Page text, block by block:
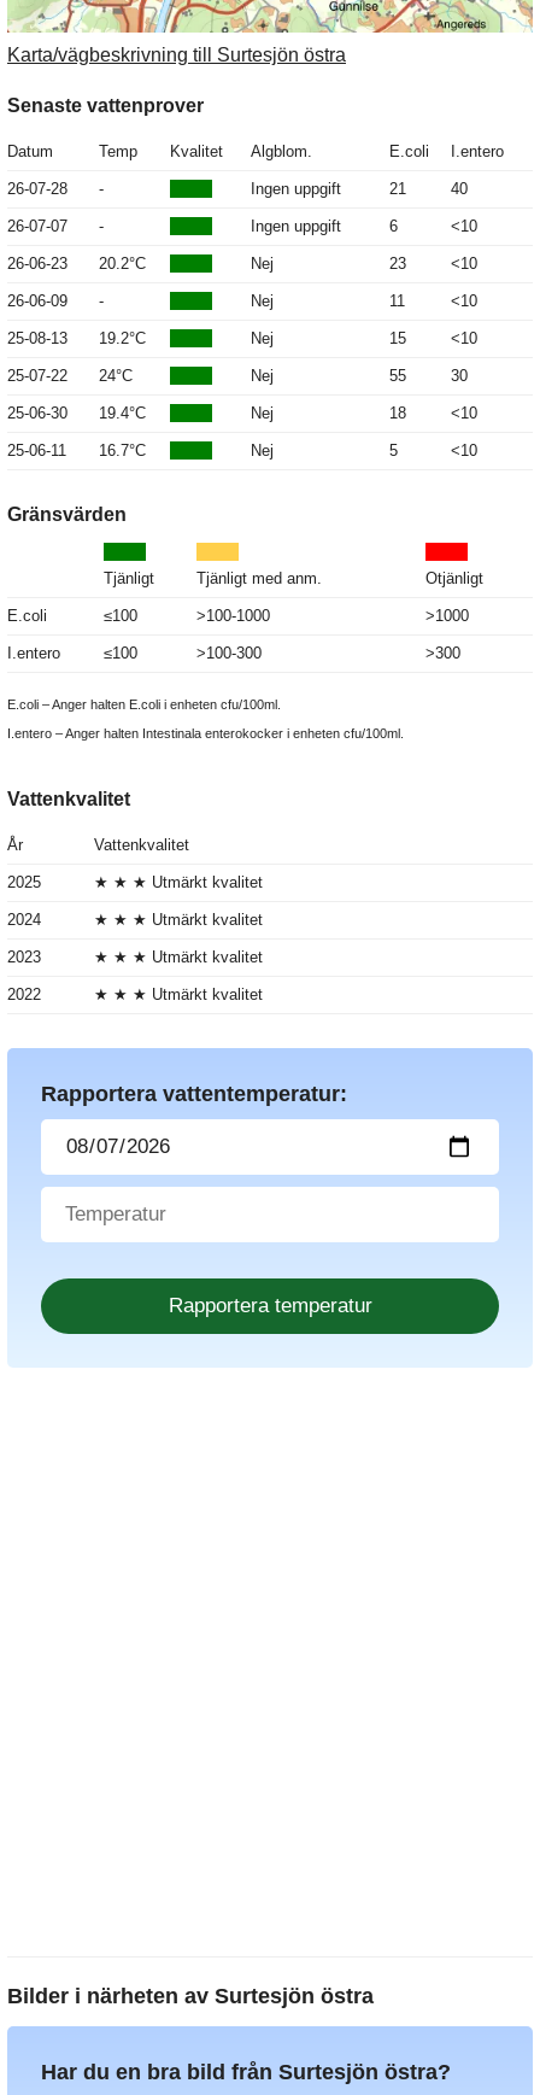
Karta/vägbeskrivning till Surtesjön östra
Senaste vattenprover
Datum Temp Kvalitet Algblom. E.coli I.entero
26-07-28 - Ingen uppgift 21 40
26-07-07 - Ingen uppgift 6 <10
26-06-23 20.2°C Nej 23 <10
26-06-09 - Nej 11 <10
25-08-13 19.2°C Nej 15 <10
25-07-22 24°C Nej 55 30
25-06-30 19.4°C Nej 18 <10
25-06-11 16.7°C Nej 5 <10
Gränsvärden
Tjänligt Tjänligt med anm. Otjänligt
E.coli ≤100 >100-1000 >1000
I.entero ≤100 >100-300 >300
E.coli – Anger halten E.coli i enheten cfu/100ml.
I.entero – Anger halten Intestinala enterokocker i enheten cfu/100ml.
Vattenkvalitet
År Vattenkvalitet
2025 ★ ★ ★ Utmärkt kvalitet
2024 ★ ★ ★ Utmärkt kvalitet
2023 ★ ★ ★ Utmärkt kvalitet
2022 ★ ★ ★ Utmärkt kvalitet
Rapportera vattentemperatur:
Bilder i närheten av Surtesjön östra
Har du en bra bild från Surtesjön östra?